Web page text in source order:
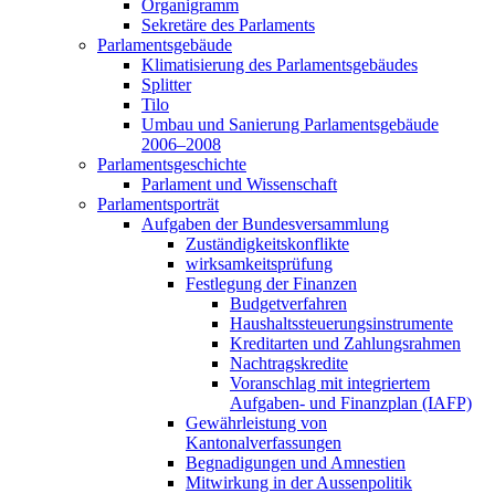
Organigramm
Sekretäre des Parlaments
Parlamentsgebäude
Klimatisierung des Parlamentsgebäudes
Splitter
Tilo
Umbau und Sanierung Parlamentsgebäude
2006–2008
Parlamentsgeschichte
Parlament und Wissenschaft
Parlamentsporträt
Aufgaben der Bundesversammlung
Zuständigkeitskonflikte
wirksamkeitsprüfung
Festlegung der Finanzen
Budgetverfahren
Haushaltssteuerungsinstrumente
Kreditarten und Zahlungsrahmen
Nachtragskredite
Voranschlag mit integriertem
Aufgaben- und Finanzplan (IAFP)
Gewährleistung von
Kantonalverfassungen
Begnadigungen und Amnestien
Mitwirkung in der Aussenpolitik